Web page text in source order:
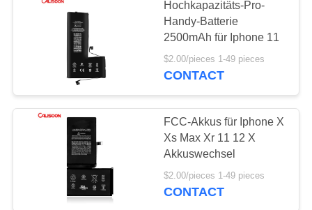
FABRIK
QUALITÄTSKONTROLLE
REFERENZEN
SITEMAP
Lithiumbatterie für
Iphone
Batterie mit hoher
Kapazität für Iphone
10
Hochkapazitäts-Pro-
Handy-Batterie
2500mAh für Iphone 11
$2.00/pieces 1-49 pieces
CONTACT
FCC-Akkus für Iphone X
Xs Max Xr 11 12 X
Akkuswechsel
$2.00/pieces 1-49 pieces
CONTACT